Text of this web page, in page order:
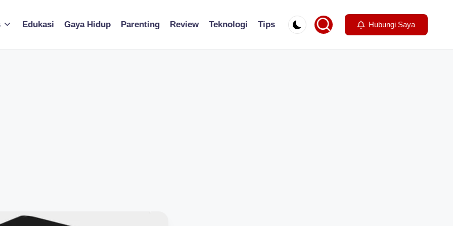
Edukasi Gaya Hidup Parenting Review Teknologi Tips Hubungi Saya